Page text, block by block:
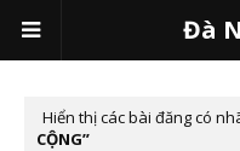
Đà
Hiển thị các bài đăng có
CỘNG